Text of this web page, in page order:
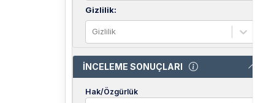
Gizlilik:
Gizlilik
İNCELEME SONUÇLARI
Hak/Özgürlük